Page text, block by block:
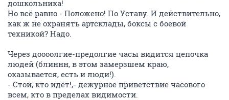
дошкольника!
Но всё равно - Положено! По Уставу. И действительно,
как ж не охранять артсклады, боксы с боевой
техникой? Надо.
Через доооолгие-предолгие часы видится цепочка
людей (блиннн, в этом замерзшем краю,
оказывается, есть и люди!).
- Стой, кто идёт!,- дежурное приветствие часового
всем, кто в пределах видимости.